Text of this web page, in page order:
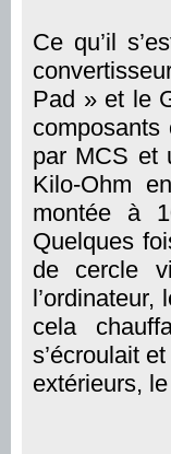
Ce qu’il
Pad » et le
par MCS et
Kilo-Ohm
montée à
Quelques
de cercle
cela
s’écroulait
extérieurs,